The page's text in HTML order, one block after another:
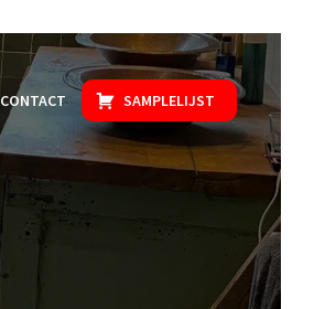
CONTACT SAMPLELIJST